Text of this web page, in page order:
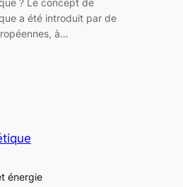
a été introduit par de
à…
énergie